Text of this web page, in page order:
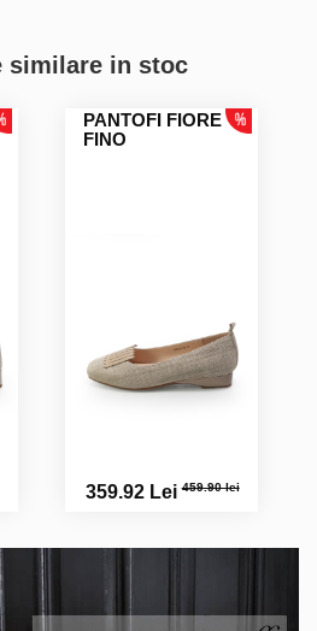
similare in stoc
PANTOFI FIORE
FINO
359.92 Lei459.90 lei